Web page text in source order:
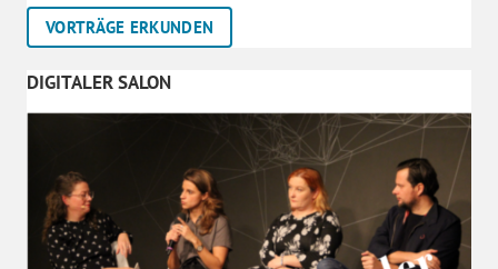
VORTRÄGE ERKUNDEN
DIGITALER SALON